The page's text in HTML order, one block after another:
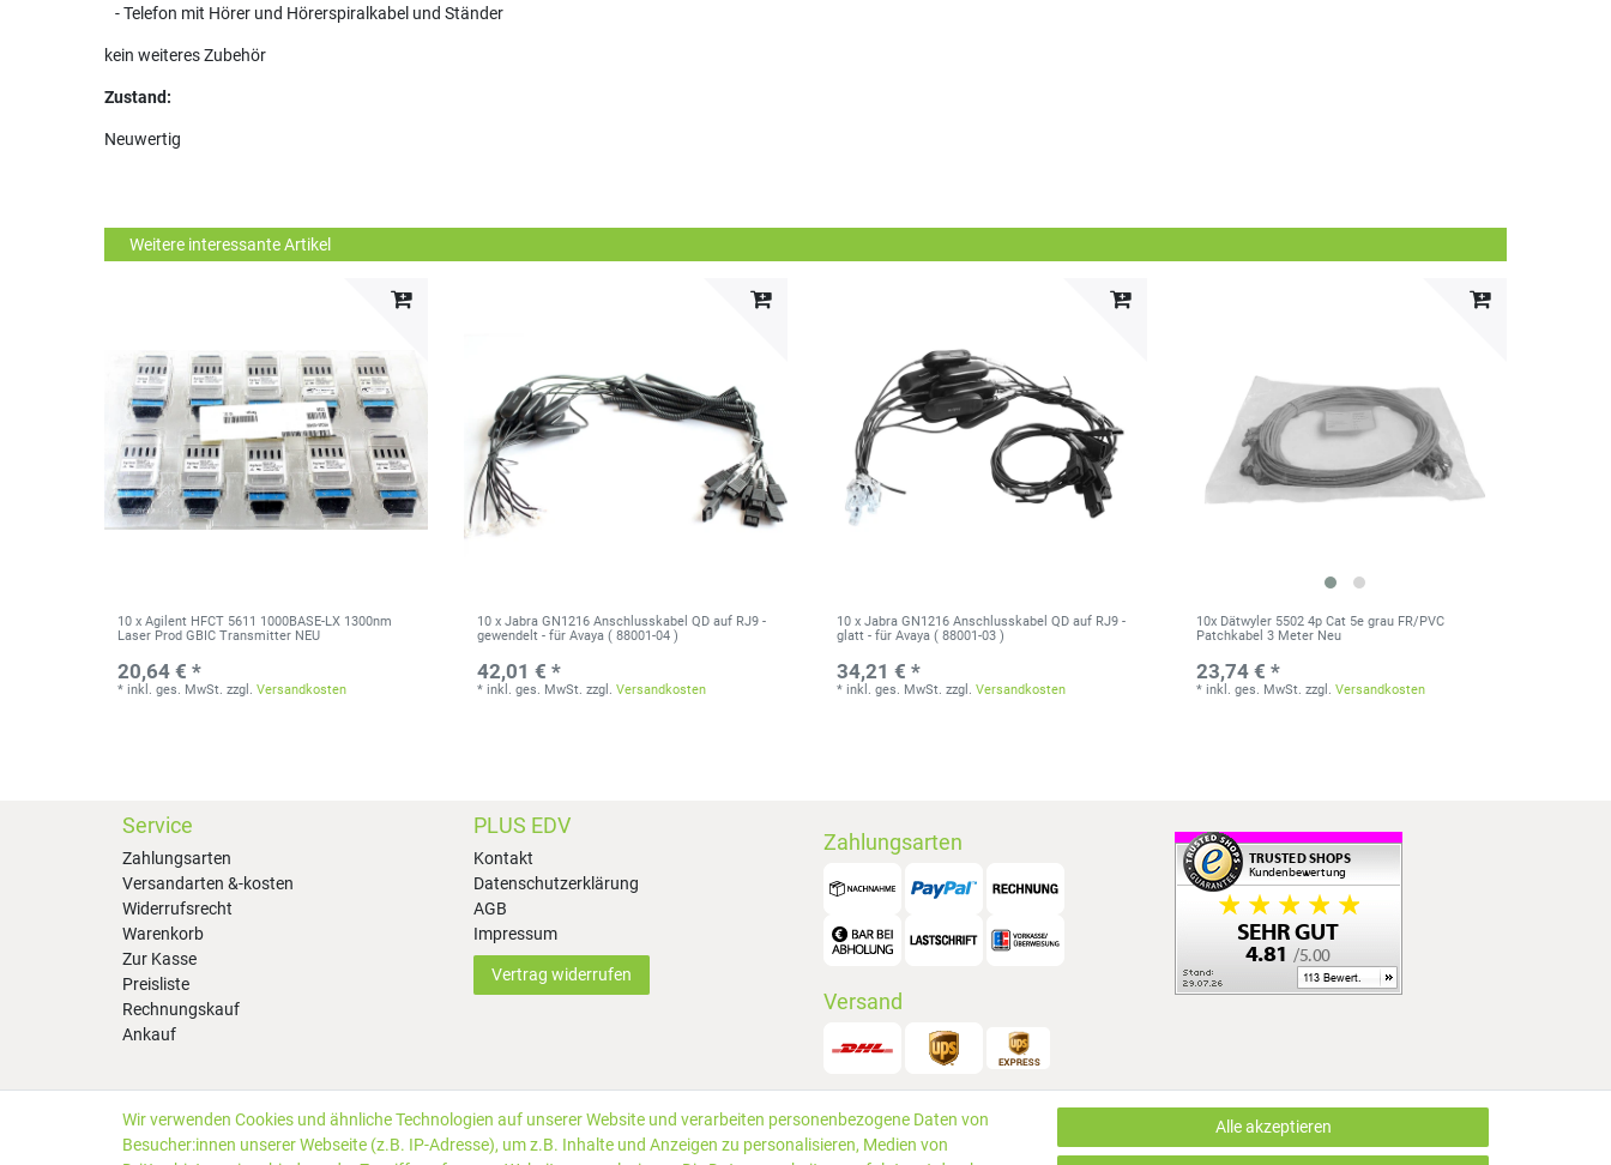
- Telefon mit Hörer und Hörerspiralkabel und Ständer
kein weiteres Zubehör
Zustand:
Neuwertig
Weitere interessante Artikel
10 x Agilent HFCT 5611 1000BASE-LX 1300nm
Laser Prod GBIC Transmitter NEU
20,64 € *
* inkl. ges. MwSt. zzgl.Versandkosten
10 x Jabra GN1216 Anschlusskabel QD auf RJ9 -
gewendelt - für Avaya ( 88001-04 )
42,01 € *
* inkl. ges. MwSt. zzgl.Versandkosten
10 x Jabra GN1216 Anschlusskabel QD auf RJ9 -
glatt - für Avaya ( 88001-03 )
34,21 € *
* inkl. ges. MwSt. zzgl.Versandkosten
10x Dätwyler 5502 4p Cat 5e grau FR/PVC
Patchkabel 3 Meter Neu
23,74 € *
* inkl. ges. MwSt. zzgl.Versandkosten
Service
Zahlungsarten
Versandarten &-kosten
Widerrufsrecht
Warenkorb
Zur Kasse
Preisliste
Rechnungskauf
Ankauf
PLUS EDV
Kontakt
Datenschutzerklärung
AGB
Impressum
Vertrag widerrufen
Zahlungsarten
Versand
*Alle Preise inkl. gesetzlicher MwSt. zzgl. Versandkosten
© 2019 PLUS EDV OHG | Alle Rechte vorbehalten | webshop by
Wir verwenden Cookies und ähnliche Technologien auf unserer Website und verarbeiten personenbezogene Daten von
Besucher:innen unserer Webseite (z.B. IP-Adresse), um z.B. Inhalte und Anzeigen zu personalisieren, Medien von
Alle akzeptieren